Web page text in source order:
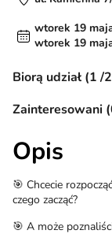
wtorek 19
wtorek 19
Biorą udział (1 /
Zainteresowani
Opis
🎯 Chcecie
czego zacząć?
🎯 A może